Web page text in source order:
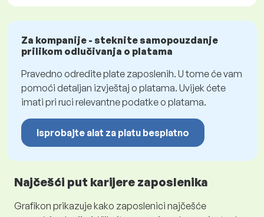
Za kompanije - steknite samopouzdanje
prilikom odlučivanja o platama
Pravedno odredite plate zaposlenih. U tome će vam
pomoći detaljan izvještaj o platama. Uvijek ćete
imati pri ruci relevantne podatke o platama.
Isprobajte alat za platu besplatno
Najčešći put karijere zaposlenika
Grafikon prikazuje kako zaposlenici najčešće